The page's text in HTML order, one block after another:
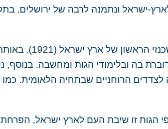
לארץ-ישראל ונתמנה לרבה של ירושלים.
במסגרת מוסדות כנסת ישראל ייסד הרב קוק את מוסד הרבנות הראשית
בה ובלימודי הגות ומחשבה. בנוסף,
הרוחניים שבתחיה הלאומית. כמו
הגות זו שיבת העם לארץ ישראל, הפרחת